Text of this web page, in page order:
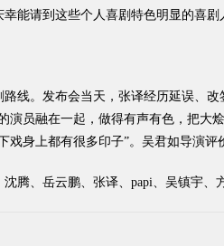
能请到这些个人喜剧特色明显的喜剧
。发布会当天，张译经历延误、
员融在一起，做得有声有色，把
身上都有很多印子”。吴君如导演
、岳云鹏、张译、papi、吴镇宇、